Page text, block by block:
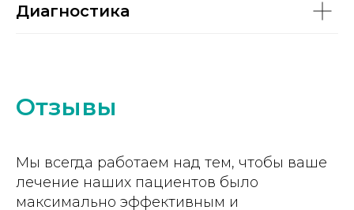
Диагностика
Отзывы
Мы всегда работаем над тем, чтобы ваше
лечение наших пациентов было
максимально эффективным и